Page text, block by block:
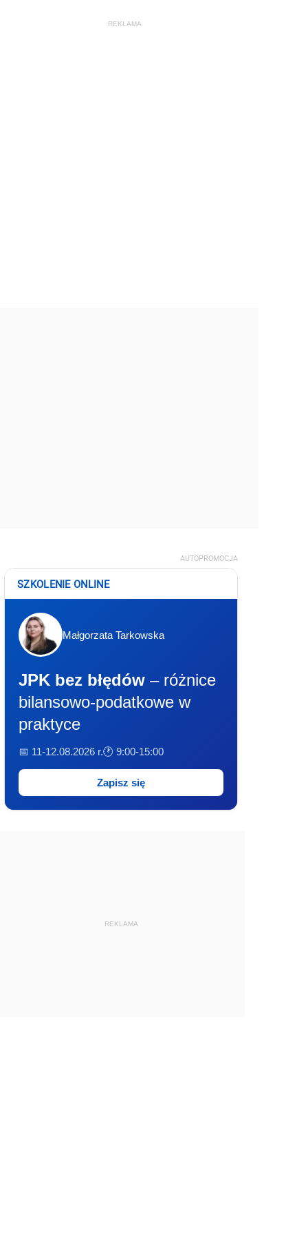
AUTOPROMOCJA
SZKOLENIE ONLINE
Małgorzata Tarkowska
JPK bez błędów – różnice
bilansowo-podatkowe w
praktyce
📅 11-12.08.2026 r.🕐 9:00-15:00
Zapisz się
REKLAMA